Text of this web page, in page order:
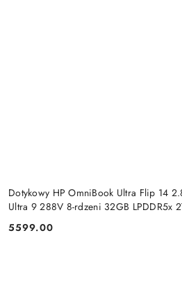
Dotykowy HP OmniBook Ultra Flip 14
Ultra 9 288V 8-rdzeni 32GB LPDDR5x
Cena:
5599.00